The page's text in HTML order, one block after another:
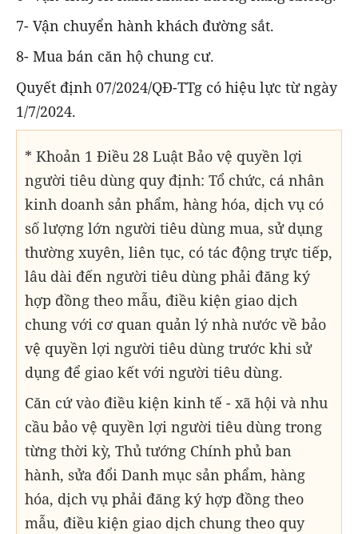
7- Vận chuyển hành khách đường sắt.
8- Mua bán căn hộ chung cư.
Quyết định 07/2024/QĐ-TTg có hiệu lực từ ngày
1/7/2024.
* Khoản 1 Điều 28 Luật Bảo vệ quyền lợi
người tiêu dùng quy định: Tổ chức, cá nhân
kinh doanh sản phẩm, hàng hóa, dịch vụ có
số lượng lớn người tiêu dùng mua, sử dụng
thường xuyên, liên tục, có tác động trực tiếp,
lâu dài đến người tiêu dùng phải đăng ký
hợp đồng theo mẫu, điều kiện giao dịch
chung với cơ quan quản lý nhà nước về bảo
vệ quyền lợi người tiêu dùng trước khi sử
dụng để giao kết với người tiêu dùng.
Căn cứ vào điều kiện kinh tế - xã hội và nhu
cầu bảo vệ quyền lợi người tiêu dùng trong
từng thời kỳ, Thủ tướng Chính phủ ban
hành, sửa đổi Danh mục sản phẩm, hàng
hóa, dịch vụ phải đăng ký hợp đồng theo
mẫu, điều kiện giao dịch chung theo quy